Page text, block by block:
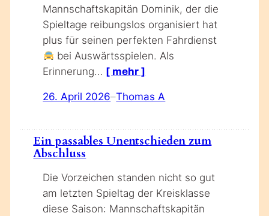
Mannschaftskapitän Dominik, der die
Spieltage reibungslos organisiert hat
plus für seinen perfekten Fahrdienst
bei Auswärtsspielen. Als
Erinnerung… [ mehr ]
26. April 2026–Thomas A
Ein passables Unentschieden zum
Abschluss
Die Vorzeichen standen nicht so gut
am letzten Spieltag der Kreisklasse
diese Saison: Mannschaftskapitän